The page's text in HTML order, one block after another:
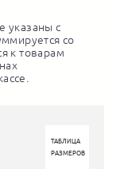
указаны с
со
к товарам
ТАБЛИЦА
РАЗМЕРОВ